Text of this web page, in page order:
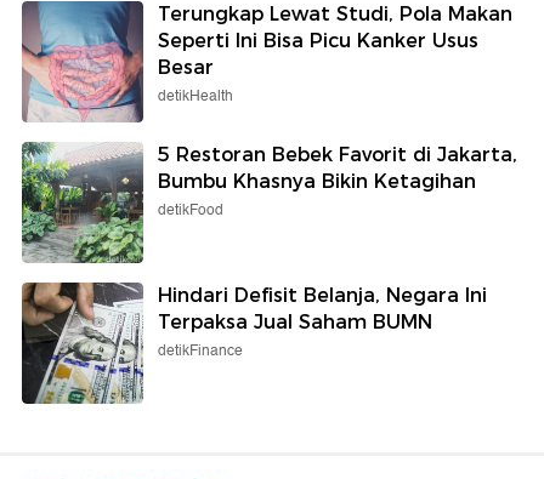
Terungkap Lewat Studi, Pola Makan
Seperti Ini Bisa Picu Kanker Usus
Besar
detikHealth
5 Restoran Bebek Favorit di Jakarta,
Bumbu Khasnya Bikin Ketagihan
detikFood
Hindari Defisit Belanja, Negara Ini
Terpaksa Jual Saham BUMN
detikFinance